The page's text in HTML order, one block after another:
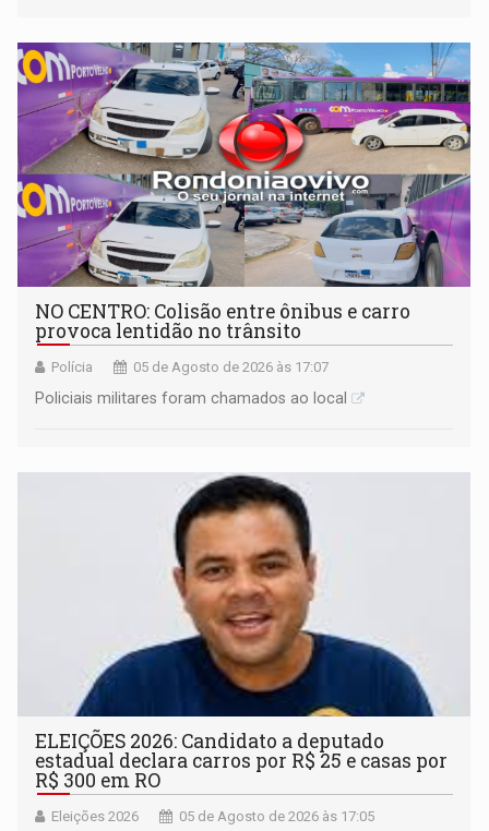
NO CENTRO: Colisão entre ônibus e carro
provoca lentidão no trânsito
Polícia 05 de Agosto de 2026 às 17:07
Policiais militares foram chamados ao local
ELEIÇÕES 2026: Candidato a deputado
estadual declara carros por R$ 25 e casas por
R$ 300 em RO
Eleições 2026 05 de Agosto de 2026 às 17:05